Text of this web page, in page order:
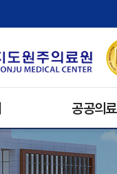
공공의
보건의료복지